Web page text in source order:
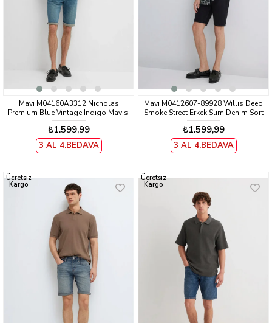
Mavı M04160A3312 Nıcholas
Premıum Blue Vıntage Indıgo Mavısı
Erkek Regular Denım Sort
₺1.599,99
3 AL 4.BEDAVA
Mavı M0412607-89928 Wıllıs Deep
Smoke Street Erkek Slım Denım Sort
₺1.599,99
3 AL 4.BEDAVA
Ücretsiz
Kargo
Ücretsiz
Kargo